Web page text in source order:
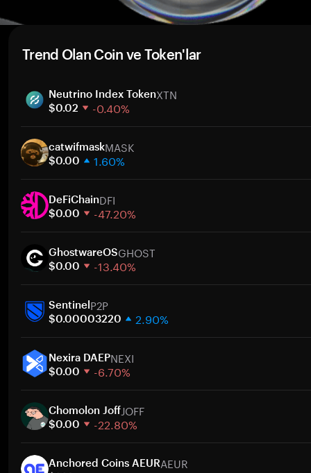
Trend Olan Coin ve Token'lar
Neutrino Index TokenXTN
$0.02 -0.40%
30 gün
Piyasa değeri
catwifmaskMASK
$0.00 1.60%
30 gün
Piyasa değeri
DeFiChainDFI
$0.00 -47.20%
30 gün
Piyasa değeri
GhostwareOSGHOST
$0.00 -13.40%
30 gün
Piyasa değeri
SentinelP2P
$0.00003220 2.90%
30 gün
Piyasa değeri
Nexira DAEPNEXI
$0.00 -6.70%
30 gün
Piyasa değeri
Chomolon JoffJOFF
$0.00 -22.80%
30 günAnchored Coins AEURAEUR